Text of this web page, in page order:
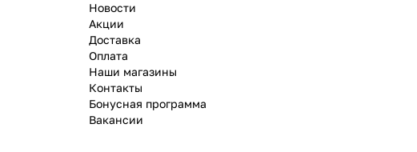
Новости
Акции
Доставка
Оплата
Наши магазины
Контакты
Бонусная программа
Вакансии